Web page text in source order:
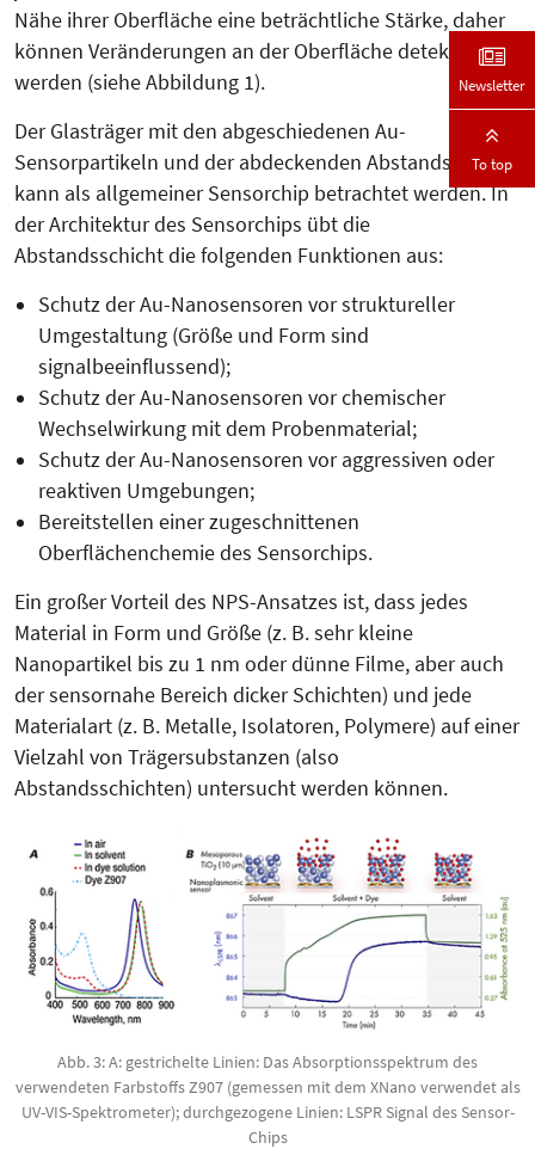
Nähe ihrer Oberfläche eine beträchtliche Stärke, daher
können Veränderungen an der Oberfläche detektiert
werden (siehe Abbildung 1).
Der Glas­träger mit den abgeschiedenen Au-
Sensorpartikeln und der abdeckenden Abstandsschicht
kann als allgemeiner Sensorchip betrachtet werden. In
der Architektur des Sen­sorchips übt die
Abstandsschicht die folgenden Funktionen aus:
Schutz der Au-Nanosensoren vor struk­­tureller
Umgestaltung (Größe und Form sind
signalbeeinflussend);
Schutz der Au-Nanosensoren vor chemischer
Wechselwirkung mit dem Pro­­­benmaterial;
Schutz der Au-Nanosensoren vor aggressiven oder
reaktiven Umgebun­gen;
Bereitstellen einer zugeschnittenen
Oberflächenchemie des Sensorchips.
Ein großer Vorteil des NPS-Ansatzes ist, dass jedes
Material in Form und Größe (z. B. sehr kleine
Nanopartikel bis zu 1 nm oder dünne Filme, aber auch
der sensornahe Bereich dicker Schichten) und jede
Materialart (z. B. Metalle, Isolatoren, Polymere) auf einer
Vielzahl von Trägersubstanzen (also
Abstandsschichten) untersucht werden können.
Abb. 3: A: gestrichelte Linien: Das Absorptionsspektrum des
verwendeten Farbstoffs Z907 (gemessen mit dem XNano verwendet als
UV-VIS-Spektrometer); durchgezogene Linien: LSPR Signal des Sensor-
Chips
Newsletter
To top